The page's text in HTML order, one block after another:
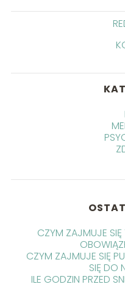
CZYM ZAJMUJE
CZYM ZAJMUJE SIĘ
SIĘ DO
ILE GODZIN PRZED